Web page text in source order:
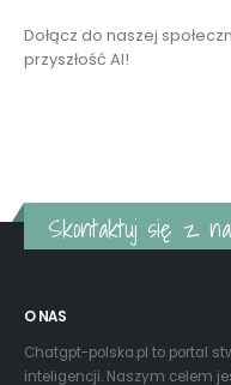
Dołącz do naszej
przyszłość AI!
Skontaktuj się z
O NAS
Chatgpt-polska.pl to portal
inteligencji. Naszym celem